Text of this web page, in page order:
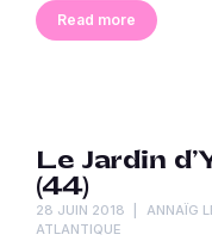
Read more
Le Jardin
(44)
28 JUIN 2018 ANNAÏG
ATLANTIQUE